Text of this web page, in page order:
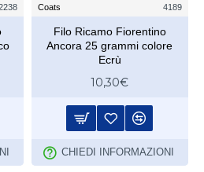
Coats 4189
Filo Ricamo Fiorentino
Ancora 25 grammi colore
Ecrù
10,30€
CHIEDI INFORMAZIONI